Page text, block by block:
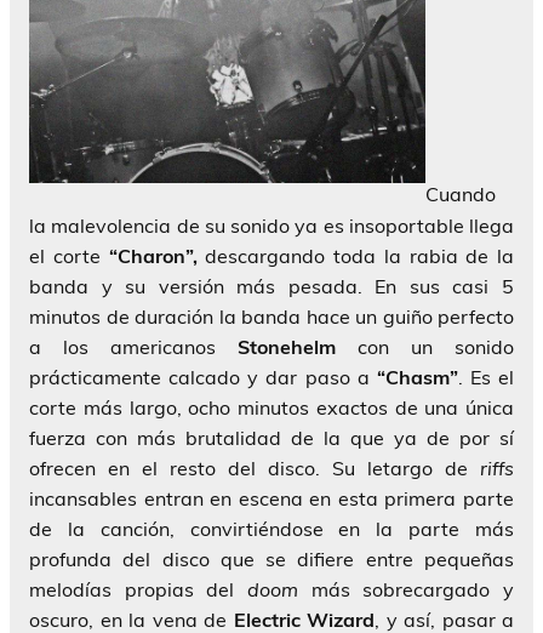
Cuando
la malevolencia de su sonido ya es insoportable llega
el corte “Charon”,descargando toda la rabia de la
banda y su versión más pesada. En sus casi 5
minutos de duración la banda hace un guiño perfecto
a los americanos Stonehelm con un sonido
prácticamente calcado y dar paso a “Chasm”. Es el
corte más largo, ocho minutos exactos de una única
fuerza con más brutalidad de la que ya de por sí
ofrecen en el resto del disco. Su letargo de riffs
incansables entran en escena en esta primera parte
de la canción, convirtiéndose en la parte más
profunda del disco que se difiere entre pequeñas
melodías propias del doom más sobrecargado y
oscuro, en la vena de Electric Wizard , y así, pasar a